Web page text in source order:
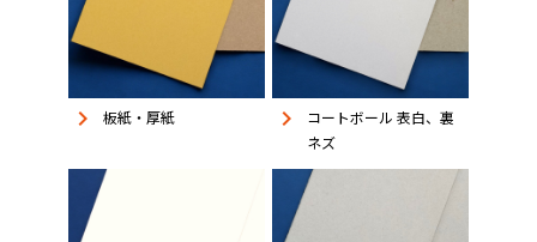
keyboard_arrow_right 板紙・厚紙 keyboard_arrow_right
コートボール 表白、裏
ネズ